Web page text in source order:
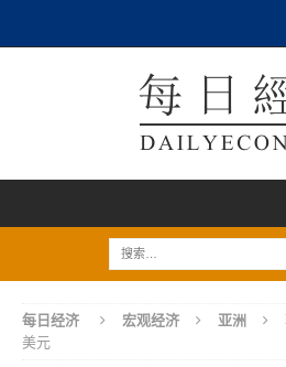
每日经济 宏观经济 亚洲
美元